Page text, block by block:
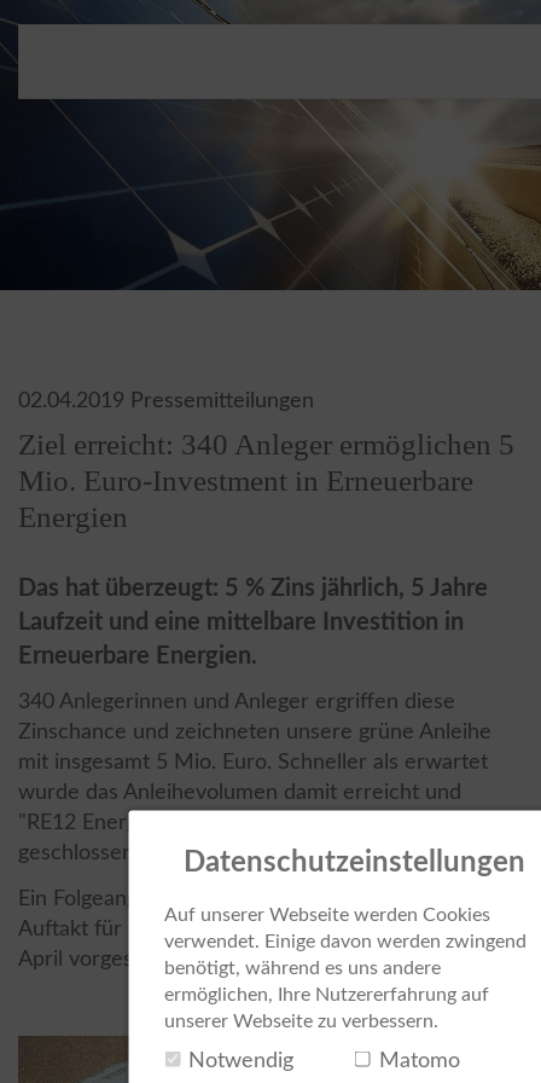
02.04.2019 Pressemitteilungen
Ziel erreicht: 340 Anleger ermöglichen 5
Mio. Euro-Investment in Erneuerbare
Energien
Das hat überzeugt: 5 % Zins jährlich, 5 Jahre
Laufzeit und eine mittelbare Investition in
Erneuerbare Energien.
340 Anlegerinnen und Anleger ergriffen diese
Zinschance und zeichneten unsere grüne Anleihe
mit insgesamt 5 Mio. Euro. Schneller als erwartet
wurde das Anleihevolumen damit erreicht und
"RE12 EnergieZins 2022" für weitere Investoren
geschlossen.
Ein Folgeangebot ist bereits in Vorbereitung. Der
Auftakt für das neue Festzinsangebot ist für den 29.
April vorgesehen.
Datenschutzeinstellungen
Auf unserer Webseite werden Cookies
verwendet. Einige davon werden zwingend
benötigt, während es uns andere
ermöglichen, Ihre Nutzererfahrung auf
unserer Webseite zu verbessern.
Notwendig Matomo